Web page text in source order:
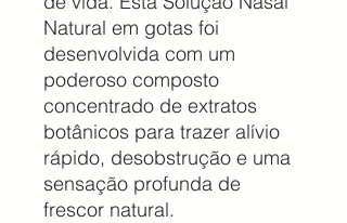
Natural em gotas foi
desenvolvida com um
poderoso composto
concentrado de extratos
botânicos para trazer alívio
rápido, desobstrução e uma
sensação profunda de
frescor natural.